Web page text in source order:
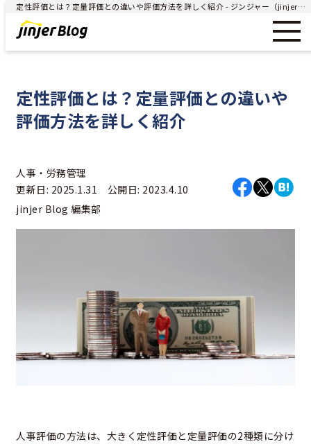
定性評価とは？定量評価との違いや評価方法を詳しく紹介 - ジンジャー（jinjer）｜統合型人事システム
定性評価とは？定量評価との違いや
評価方法を詳しく紹介
人事・労務管理
更新日: 2025.1.31 公開日: 2023.4.10
jinjer Blog 編集部
人事評価の方法は、大きく定性評価と定量評価の2種類に分け